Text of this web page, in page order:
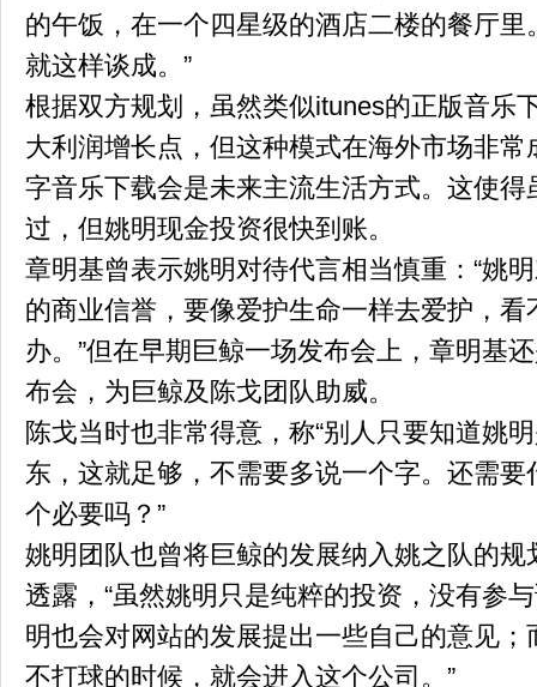
的午饭，在一个四星级的酒店二楼的餐厅
就这样谈成。”
根据双方规划，虽然类似itunes的正版音乐
大利润增长点，但这种模式在海外市场非
字音乐下载会是未来主流生活方式。这使
过，但姚明现金投资很快到账。
章明基曾表示姚明对待代言相当慎重：“姚
的商业信誉，要像爱护生命一样去爱护，
办。”但在早期巨鲸一场发布会上，章明基
布会，为巨鲸及陈戈团队助威。
陈戈当时也非常得意，称“别人只要知道姚
东，这就足够，不需要多说一个字。还需
个必要吗？”
姚明团队也曾将巨鲸的发展纳入姚之队的
透露，“虽然姚明只是纯粹的投资，没有参
明也会对网站的发展提出一些自己的意见
不打球的时候，就会进入这个公司。”